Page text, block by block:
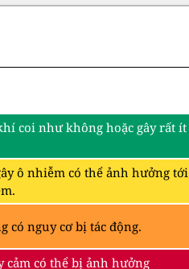
coi như không hoặc gây rất ít
ô nhiễm có thể ảnh hưởng tới
có nguy cơ bị tác động.
cảm có thể bị ảnh hưởng